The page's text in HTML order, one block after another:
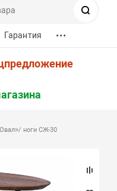
Гарантия ...
ноги СЖ-30